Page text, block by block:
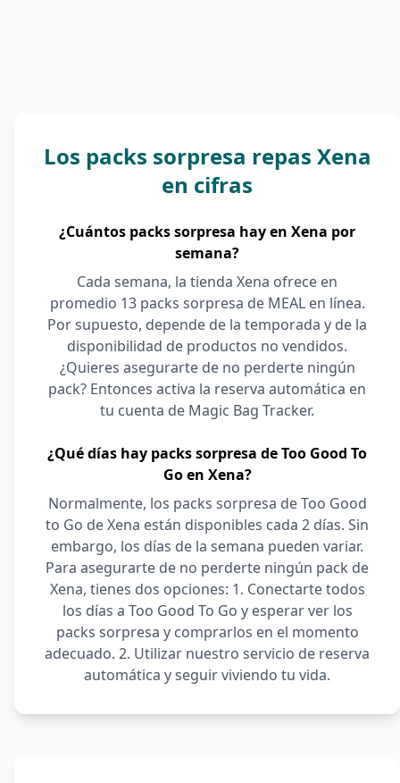
Los packs sorpresa repas Xena
en cifras
¿Cuántos packs sorpresa hay en Xena por
semana?
Cada semana, la tienda Xena ofrece en
promedio 13 packs sorpresa de MEAL en línea.
Por supuesto, depende de la temporada y de la
disponibilidad de productos no vendidos.
¿Quieres asegurarte de no perderte ningún
pack? Entonces activa la reserva automática en
tu cuenta de Magic Bag Tracker.
¿Qué días hay packs sorpresa de Too Good To
Go en Xena?
Normalmente, los packs sorpresa de Too Good
to Go de Xena están disponibles cada 2 días. Sin
embargo, los días de la semana pueden variar.
Para asegurarte de no perderte ningún pack de
Xena, tienes dos opciones: 1. Conectarte todos
los días a Too Good To Go y esperar ver los
packs sorpresa y comprarlos en el momento
adecuado. 2. Utilizar nuestro servicio de reserva
automática y seguir viviendo tu vida.